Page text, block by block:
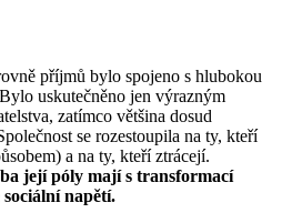
příjmů bylo spojeno s hlubokou
uskutečněno jen výrazným
zatímco většina dosud
se rozestoupila na ty, kteří
a na ty, kteří ztrácejí.
její póly mají s transformací
sociální napětí.